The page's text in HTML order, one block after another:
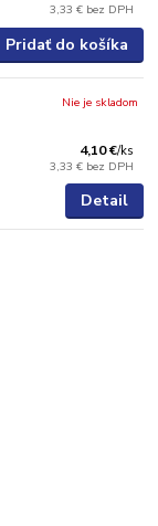
3,33 € bez DPH
Pridať do košíka
4,10 €/ks
3,33 € bez DPH
Nie je skladom
Detail